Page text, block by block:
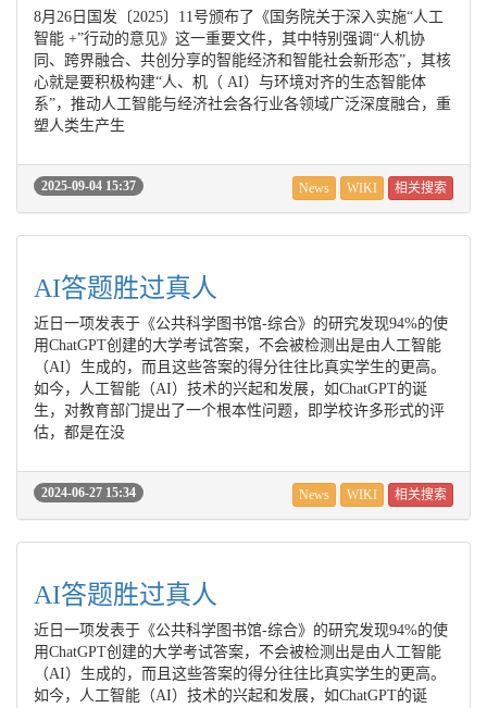
8月26日国发〔2025〕11号颁布了《国务院关于深入实施“人工
智能 +”行动的意见》这一重要文件，其中特别强调“人机协
同、跨界融合、共创分享的智能经济和智能社会新形态”，其核
心就是要积极构建“人、机（ AI）与环境对齐的生态智能体
系”，推动人工智能与经济社会各行业各领域广泛深度融合，重
塑人类生产生
2025-09-04 15:37 News WIKI 相关搜索
AI答题胜过真人
近日一项发表于《公共科学图书馆-综合》的研究发现94%的使
用ChatGPT创建的大学考试答案，不会被检测出是由人工智能
（AI）生成的，而且这些答案的得分往往比真实学生的更高。
如今，人工智能（AI）技术的兴起和发展，如ChatGPT的诞
生，对教育部门提出了一个根本性问题，即学校许多形式的评
估，都是在没
2024-06-27 15:34 News WIKI 相关搜索
AI答题胜过真人
近日一项发表于《公共科学图书馆-综合》的研究发现94%的使
用ChatGPT创建的大学考试答案，不会被检测出是由人工智能
（AI）生成的，而且这些答案的得分往往比真实学生的更高。
如今，人工智能（AI）技术的兴起和发展，如ChatGPT的诞